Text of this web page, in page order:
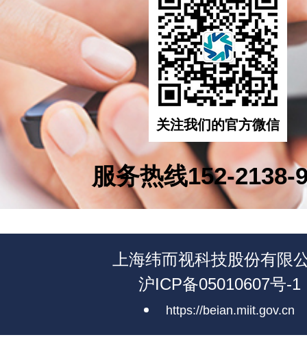
关注我们的官方微信
服务热线152-2138-
上海纬而视科技股份有限
沪ICP备05010607号-1
https://beian.miit.gov.cn